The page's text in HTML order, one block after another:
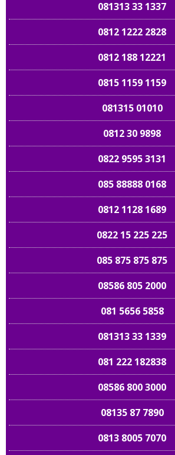
081313 33 1337
0812 1222 2828
0812 188 12221
0815 1159 1159
081315 01010
0812 30 9898
0822 9595 3131
085 88888 0168
0812 1128 1689
0822 15 225 225
085 875 875 875
08586 805 2000
081 5656 5858
081313 33 1339
081 222 182838
08586 800 3000
08135 87 7890
0813 8005 7070